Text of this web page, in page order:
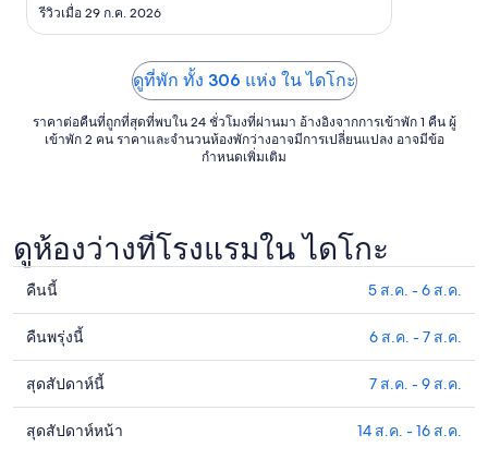
ส.ค.
รีวิวเมื่อ 29 ก.ค. 2026
ดูที่พัก ทั้ง 306 แห่ง ใน ไดโกะ
ราคาต่อคืนที่ถูกที่สุดที่พบใน 24 ชั่วโมงที่ผ่านมา อ้างอิงจากการเข้าพัก 1 คืน ผู้
เข้าพัก 2 คน ราคาและจำนวนห้องพักว่างอาจมีการเปลี่ยนแปลง อาจมีข้อ
กำหนดเพิ่มเติม
ดูห้องว่างที่โรงแรมใน ไดโกะ
ดูรา
คา
ที่พัก
ใน
ได
โกะ
คืนนี้ 5 ส.ค. - 6 ส.ค.
ดูรา
คา
ที่พัก
ใน
ได
คืนพรุ่งนี้ 6 ส.ค. - 7 ส.ค.
ดูรา
คา
ที่พัก
สุดสัปดาห์นี้ 7 ส.ค. - 9 ส.ค.
ดูรา
สุดสัปดาห์หน้า 14 ส.ค. - 16 ส.ค.